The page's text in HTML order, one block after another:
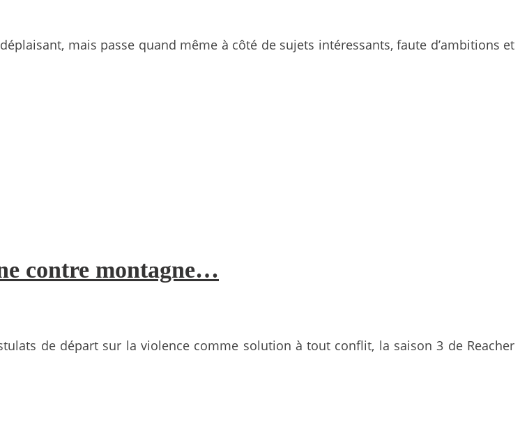
mais passe quand même à côté de sujets intéressants, faute d’ambitions et
contre montagne…
de départ sur la violence comme solution à tout conflit, la saison 3 de Reacher